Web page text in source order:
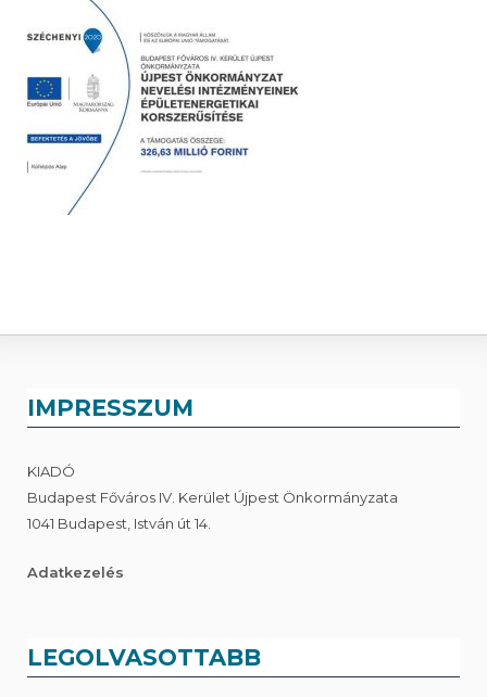
IMPRESSZUM
KIADÓ
Budapest Főváros IV. Kerület Újpest Önkormányzata
1041 Budapest, István út 14.
Adatkezelés
LEGOLVASOTTABB